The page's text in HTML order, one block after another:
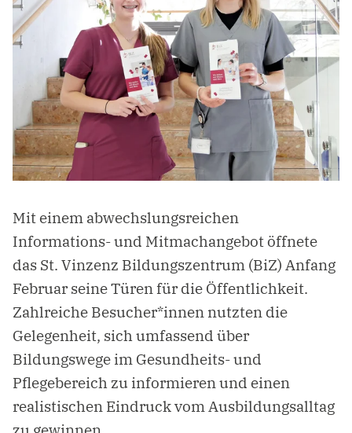
Mit einem abwechslungsreichen
Informations- und Mitmachangebot öffnete
das St. Vinzenz Bildungszentrum (BiZ) Anfang
Februar seine Türen für die Öffentlichkeit.
Zahlreiche Besucher*innen nutzten die
Gelegenheit, sich umfassend über
Bildungswege im Gesundheits- und
Pflegebereich zu informieren und einen
realistischen Eindruck vom Ausbildungsalltag